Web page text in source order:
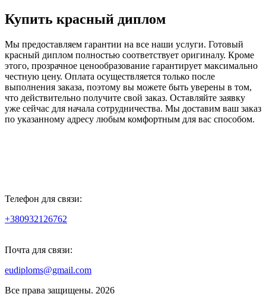
Купить красный диплом
Мы предоставляем гарантии на все наши услуги. Готовый
красный диплом полностью соответствует оригиналу. Кроме
этого, прозрачное ценообразование гарантирует максимально
честную цену. Оплата осуществляется только после
выполнения заказа, поэтому вы можете быть уверены в том,
что действительно получите свой заказ. Оставляйте заявку
уже сейчас для начала сотрудничества. Мы доставим ваш заказ
по указанному адресу любым комфортным для вас способом.
Телефон для связи:
+380932126762
Почта для связи:
eudiploms@gmail.com
Все права защищены. 2026